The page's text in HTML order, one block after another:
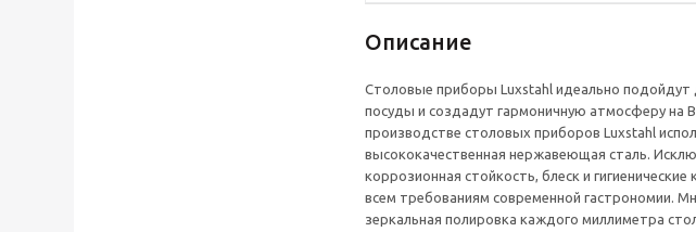
Описание
Столовые приборы Luxstahl идеально подойдут
посуды и создадут гармоничную атмосферу на
производстве столовых приборов Luxstahl
высококачественная нержавеющая сталь.
коррозионная стойкость, блеск и
всем требованиям современной гастрономии.
зеркальная полировка каждого миллиметра